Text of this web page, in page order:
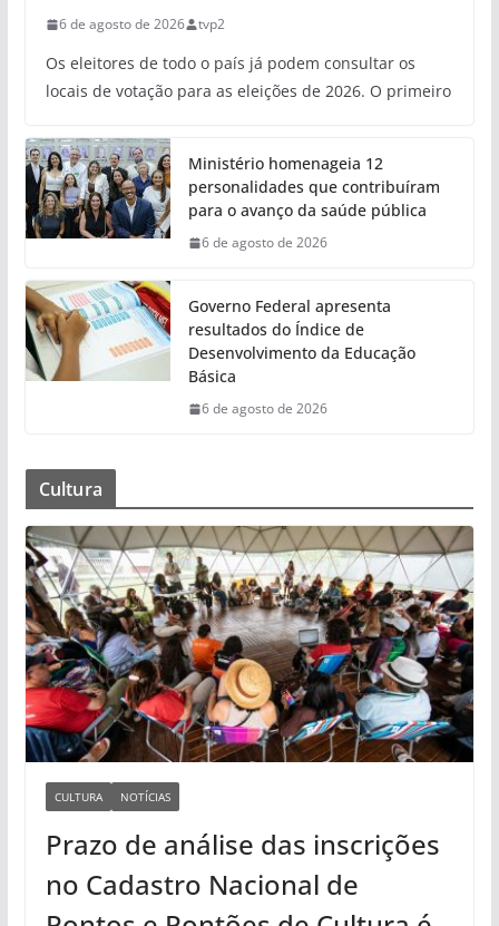
6 de agosto de 2026 tvp2
Os eleitores de todo o país já podem consultar os
locais de votação para as eleições de 2026. O primeiro
Ministério homenageia 12
personalidades que contribuíram
para o avanço da saúde pública
6 de agosto de 2026
Governo Federal apresenta
resultados do Índice de
Desenvolvimento da Educação
Básica
6 de agosto de 2026
Cultura
CULTURA NOTÍCIAS
Prazo de análise das inscrições
no Cadastro Nacional de